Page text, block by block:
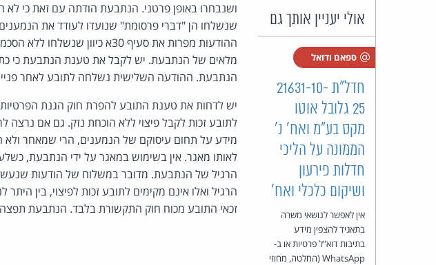
אולי יעניין אותך גם
ספאם ודואל
חדל"ת 21631-10-
25 גלובל אוטו
מקס בע״מ ואח' נ'
הממונה על הליכי
חדלות פירעון
ושיקום כלכלי ואח'
אין לאפשר לנושאי משרה
בתאגיד להצפין מידע
בתיבות דוא"ל פרטיות או ב-
WhatsApp (החלטה, מחוזי
ושנבחרו באופן פרטני. הנתבעת הודתה עם זאת כי
שנשלחו הן "דברי פרסומת" שנועדו לעודד את
ההודעות מפרות את סעיף 30א
מלאים של הנתבעת. יש לקבל את טענת הנתבעת כי
הנתבעת. ההודעה השלישית נשלחה לתובע לאחר
יש לדחות את טענת התובע להפרת חוק הגנת
לתובע זכות לקבל פיצוי ללא הוכחת נזק. גם אם
לאותו מאגר. אין בשימוש במאגר על ידי הנתבעת,
הרגיל של הנתבעת. מדובר במשלוח של הודעות
זכאי התובע מכוח חוק התקשורת בלבד. הנתבעת תפצה את